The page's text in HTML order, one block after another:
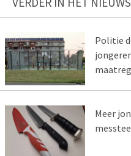
Politie
Meer